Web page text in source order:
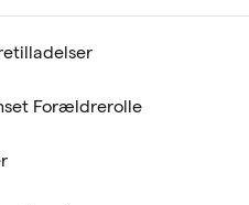
Forældrerolle